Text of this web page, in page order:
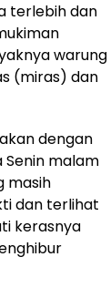
terlebih dan
warung
(miras) dan
dengan
malam
masih
dan terlihat
kerasnya